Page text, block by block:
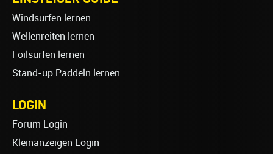
Windsurfen lernen
Wellenreiten lernen
Foilsurfen lernen
Stand-up Paddeln lernen
LOGIN
Forum Login
Kleinanzeigen Login